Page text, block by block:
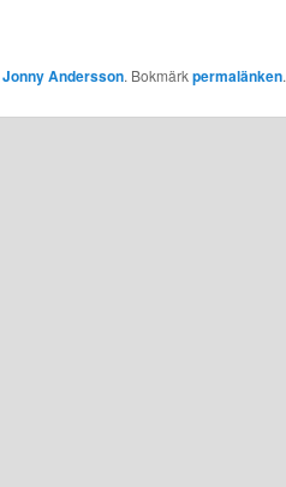
Jonny Andersson. Bokmärkpermalänken.